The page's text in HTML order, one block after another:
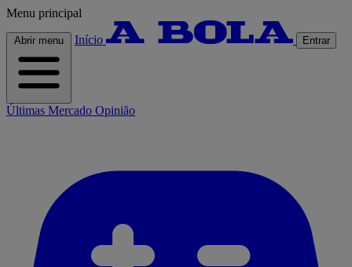
Menu principal
Abrir menu Início Entrar
Últimas Mercado Opinião